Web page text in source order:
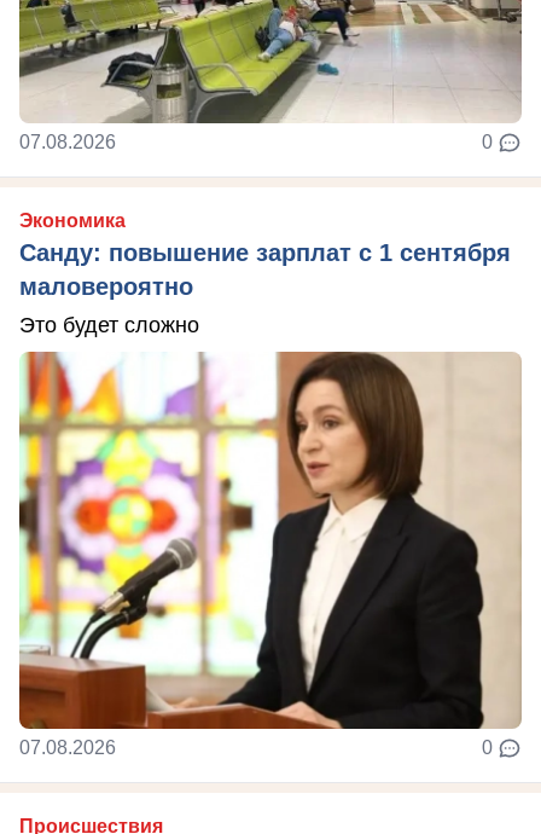
07.08.2026 0
Экономика
Санду: повышение зарплат с 1 сентября
маловероятно
Это будет сложно
07.08.2026 0
Происшествия